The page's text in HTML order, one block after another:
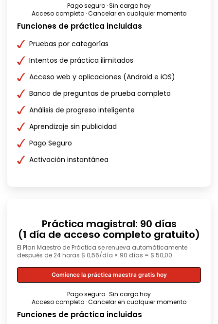
Pago seguro · Sin cargo hoy
Acceso completo · Cancelar en cualquier momento
Funciones de práctica incluidas
Pruebas por categorías
Intentos de práctica ilimitados
Acceso web y aplicaciones (Android e iOS)
Banco de preguntas de prueba completo
Análisis de progreso inteligente
Aprendizaje sin publicidad
Pago Seguro
Activación instantánea
Práctica magistral: 90 días
(1 día de acceso completo gratuito)
El Plan Maestro de Práctica se renueva automáticamente
después de 24 horas $ 0,56/día × 90 días = $ 50,00
Comience la práctica maestra gratis hoy
Pago seguro · Sin cargo hoy
Acceso completo · Cancelar en cualquier momento
Funciones de práctica incluidas